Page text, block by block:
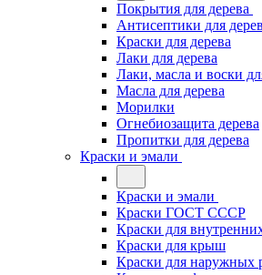
Покрытия для дерева
Антисептики для
Краски для дерева
Лаки для дерева
Лаки, масла и воски
Масла для дерева
Морилки
Огнебиозащита дерева
Пропитки для дерева
Краски и эмали
Краски и эмали
Краски ГОСТ СССР
Краски для
Краски для крыш
Краски для наружных